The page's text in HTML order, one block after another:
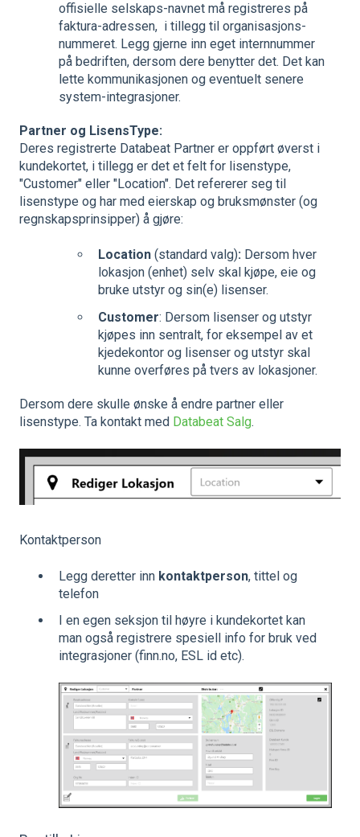
offisielle selskaps-navnet må registreres på
faktura-adressen, i tillegg til organisasjons-
nummeret. Legg gjerne inn eget internnummer
på bedriften, dersom dere benytter det. Det kan
lette kommunikasjonen og eventuelt senere
system-integrasjoner.
Partner og LisensType:
Deres registrerte Databeat Partner er oppført øverst i
kundekortet, i tillegg er det et felt for lisenstype,
"Customer" eller "Location". Det refererer seg til
lisenstype og har med eierskap og bruksmønster (og
regnskapsprinsipper) å gjøre:
Location (standard valg): Dersom hver
lokasjon (enhet) selv skal kjøpe, eie og
bruke utstyr og sin(e) lisenser.
Customer: Dersom lisenser og utstyr
kjøpes inn sentralt, for eksempel av et
kjedekontor og lisenser og utstyr skal
kunne overføres på tvers av lokasjoner.
Dersom dere skulle ønske å endre partner eller
lisenstype. Ta kontakt med Databeat Salg.
Kontaktperson
Legg deretter inn kontaktperson, tittel og
telefon
I en egen seksjon til høyre i kundekortet kan
man også registrere spesiell info for bruk ved
integrasjoner (finn.no, ESL id etc).